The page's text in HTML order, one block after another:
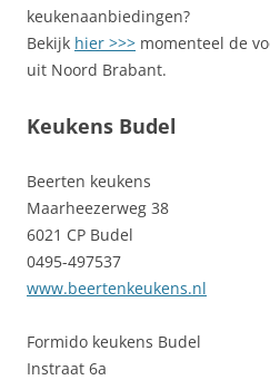
keukenaanbiedingen?
Bekijk hier >>> momenteel de
uit Noord Brabant.
Keukens Budel
Beerten keukens
Maarheezerweg 38
6021 CP Budel
0495-497537
www.beertenkeukens.nl
Formido keukens Budel
Instraat 6a